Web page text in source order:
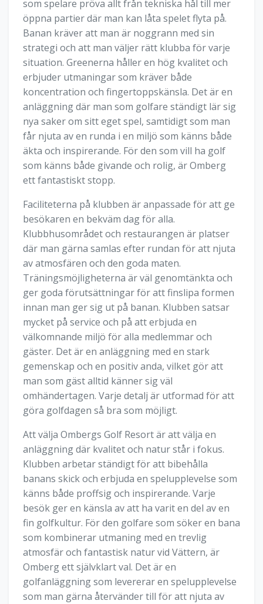
som spelare pröva allt från tekniska hål till mer
öppna partier där man kan låta spelet flyta på.
Banan kräver att man är noggrann med sin
strategi och att man väljer rätt klubba för varje
situation. Greenerna håller en hög kvalitet och
erbjuder utmaningar som kräver både
koncentration och fingertoppskänsla. Det är en
anläggning där man som golfare ständigt lär sig
nya saker om sitt eget spel, samtidigt som man
får njuta av en runda i en miljö som känns både
äkta och inspirerande. För den som vill ha golf
som känns både givande och rolig, är Omberg
ett fantastiskt stopp.
Faciliteterna på klubben är anpassade för att ge
besökaren en bekväm dag för alla.
Klubbhusområdet och restaurangen är platser
där man gärna samlas efter rundan för att njuta
av atmosfären och den goda maten.
Träningsmöjligheterna är väl genomtänkta och
ger goda förutsättningar för att finslipa formen
innan man ger sig ut på banan. Klubben satsar
mycket på service och på att erbjuda en
välkomnande miljö för alla medlemmar och
gäster. Det är en anläggning med en stark
gemenskap och en positiv anda, vilket gör att
man som gäst alltid känner sig väl
omhändertagen. Varje detalj är utformad för att
göra golfdagen så bra som möjligt.
Att välja Ombergs Golf Resort är att välja en
anläggning där kvalitet och natur står i fokus.
Klubben arbetar ständigt för att bibehålla
banans skick och erbjuda en spelupplevelse som
känns både proffsig och inspirerande. Varje
besök ger en känsla av att ha varit en del av en
fin golfkultur. För den golfare som söker en bana
som kombinerar utmaning med en trevlig
atmosfär och fantastisk natur vid Vättern, är
Omberg ett självklart val. Det är en
golfanläggning som levererar en spelupplevelse
som man gärna återvänder till för att njuta av